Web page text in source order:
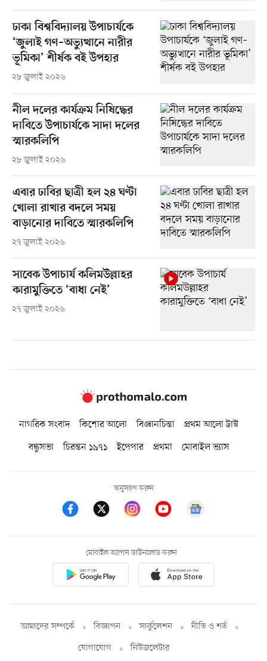
ঢাকা বিশ্ববিদ্যালয় উপাচার্যকে
‘জুলাই গণ–অভ্যুত্থানে নারীর
ভূমিকা’ শীর্ষক বই উপহার
২৮ জুলাই ২০২৬
নীল দলের কার্যক্রম নিষিদ্ধের
দাবিতে উপাচার্যকে সাদা দলের
স্মারকলিপি
২৮ জুলাই ২০২৬
এবার ঢাবির ছাত্রী হল ২৪ ঘণ্টা
খোলা রাখার বদলে সময়
বাড়ানোর দাবিতে স্মারকলিপি
২৭ জুলাই ২০২৬
সাবেক উপাচার্য কলিমউল্লাহর
কারামুক্তিতে ‘বাধা নেই’
২৭ জুলাই ২০২৬
নাগরিক সংবাদ কিশোর আলো বিজ্ঞানচিন্তা
প্রথম আলো ট্রাস্ট
বন্ধুসভা
চিরন্তন ১৯৭১ ইপেপার প্রথমা মোবাইল ভ্যাস
অনুসরণ করুন
মোবাইল অ্যাপস ডাউনলোড করুন
আমাদের সম্পর্কে বিজ্ঞাপন সার্কুলেশন
নীতি ও শর্ত
যোগাযোগ
নিউজলেটার